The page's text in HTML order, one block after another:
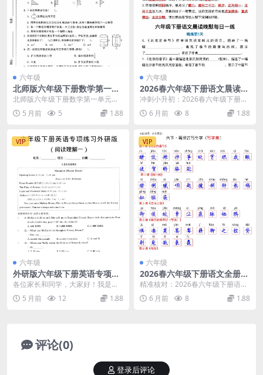
六年级
北师版六年级下册数学第一单
元《圆柱和圆锥》达标测试卷
北师版六年级下册数学第一单元达
标测试卷详情 进入六年级下学期，
圆柱和圆锥是北师大...
5 月前 5 1.88
六年级
2026春六年级下册语文晨读晚
默每日一练同步专项提分全册
冲刺小升初：2026春六年级下册语
文晨读晚默每日一练核心解析 各位
家长和同学们好...
6 月前 8 1.88
VIP
六年级
外研版六年级下册英语专项练
习卷：全册核心考点模块化突
各位家长和同学，大家好！我是学
科星。今天为大家整理了外研版六
年级下册英语专项练习...
5 月前 12 1.88
VIP
六年级
2026春六年级下册语文全册写
字表看拼音写生字专项练习配
精准核对：2026春六年级下册语文
写字表看拼音写生字答案解析 大家
好，我是学科星...
6 月前 8 1.88
评论(0)
登录后评论